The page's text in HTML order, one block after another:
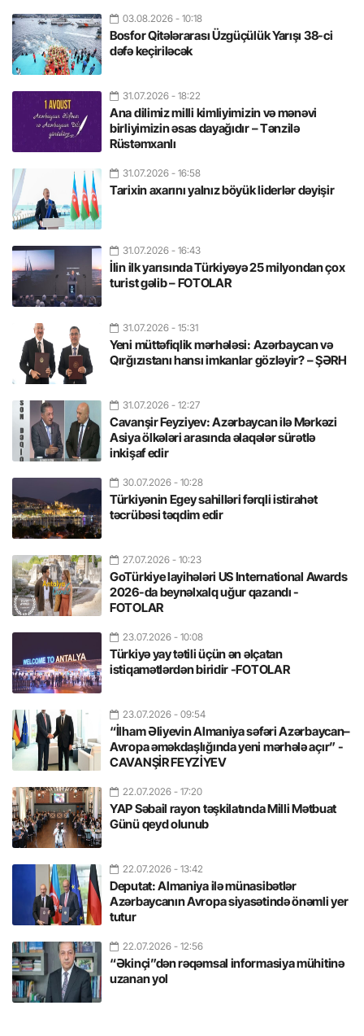
03.08.2026 - 10:18
Bosfor Qitələrarası Üzgüçülük Yarışı 38-ci
dəfə keçiriləcək
31.07.2026 - 18:22
Ana dilimiz milli kimliyimizin və mənəvi
birliyimizin əsas dayağıdır – Tənzilə
Rüstəmxanlı
31.07.2026 - 16:58
Tarixin axarını yalnız böyük liderlər dəyişir
31.07.2026 - 16:43
İlin ilk yarısında Türkiyəyə 25 milyondan çox
turist gəlib – FOTOLAR
31.07.2026 - 15:31
Yeni müttəfiqlik mərhələsi: Azərbaycan və
Qırğızıstanı hansı imkanlar gözləyir? – ŞƏRH
31.07.2026 - 12:27
Cavanşir Feyziyev: Azərbaycan ilə Mərkəzi
Asiya ölkələri arasında əlaqələr sürətlə
inkişaf edir
30.07.2026 - 10:28
Türkiyənin Egey sahilləri fərqli istirahət
təcrübəsi təqdim edir
27.07.2026 - 10:23
GoTürkiye layihələri US International Awards
2026-da beynəlxalq uğur qazandı -
FOTOLAR
23.07.2026 - 10:08
Türkiyə yay tətili üçün ən əlçatan
istiqamətlərdən biridir -FOTOLAR
23.07.2026 - 09:54
“İlham Əliyevin Almaniya səfəri Azərbaycan–
Avropa əməkdaşlığında yeni mərhələ açır” -
CAVANŞİR FEYZİYEV
22.07.2026 - 17:20
YAP Səbail rayon təşkilatında Milli Mətbuat
Günü qeyd olunub
22.07.2026 - 13:42
Deputat: Almaniya ilə münasibətlər
Azərbaycanın Avropa siyasətində önəmli yer
tutur
22.07.2026 - 12:56
“Əkinçi”dən rəqəmsal informasiya mühitinə
uzanan yol